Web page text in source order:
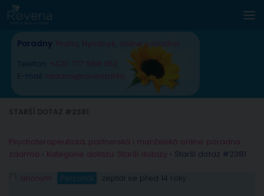
Skip to content
Poradny Praha Nymburk online poradna
Telefon: +420 777 588 352
E-mail: radana@rovena.info
Psychoterapeutická, partnerská i manželská online poradna
zdarma › Kategorie dotazu: Starší dotazy › Starší dotaz #2381
anonym Personál zeptal se před 14 roky